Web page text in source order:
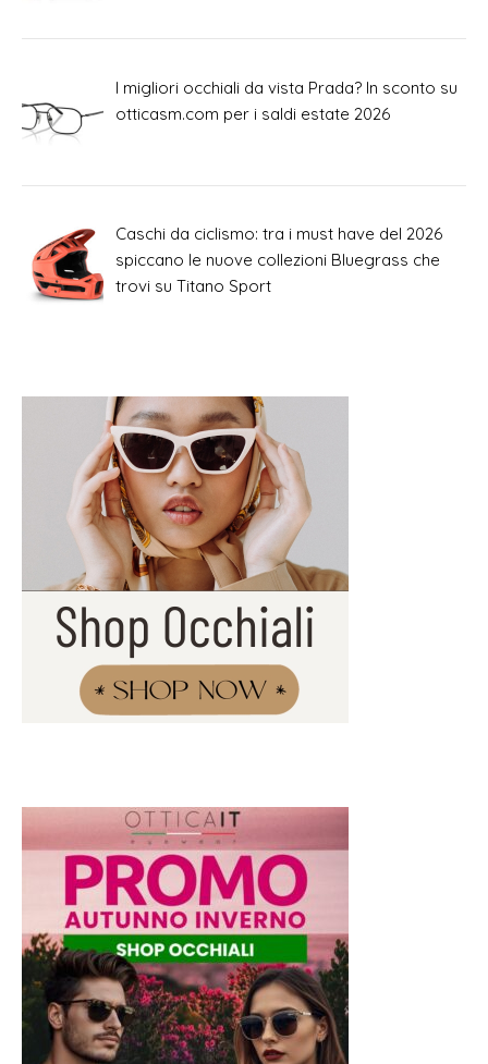
I migliori occhiali da vista Prada? In sconto su
otticasm.com per i saldi estate 2026
Caschi da ciclismo: tra i must have del 2026
spiccano le nuove collezioni Bluegrass che
trovi su Titano Sport